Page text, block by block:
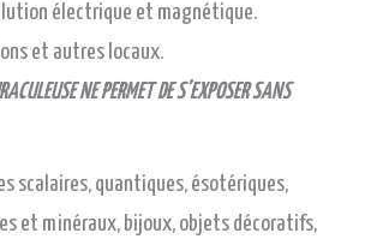
électrique et magnétique.
et autres locaux.
NE PERMET DE S’EXPOSER SANS
scalaires, quantiques, ésotériques,
et minéraux, bijoux, objets décoratifs,